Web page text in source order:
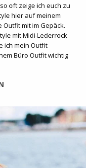
oft zeige ich euch zu
hier auf meinem
Outfit mit im Gepäck.
mit Midi-Lederrock
ich mein Outfit
Büro Outfit wichtig